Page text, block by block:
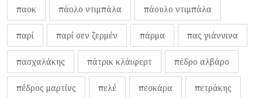
παοκ πάολο ντιμπάλα πάουλο ντιμπάλα
παρί παρί σεν ζερμέν πάρμα πας γιάννινα
πασχαλάκης πάτρικ κλάιφερτ πέδρο αλβάρο
πέδρος μαρτίνς πελέ πεσκάρα πετράκης